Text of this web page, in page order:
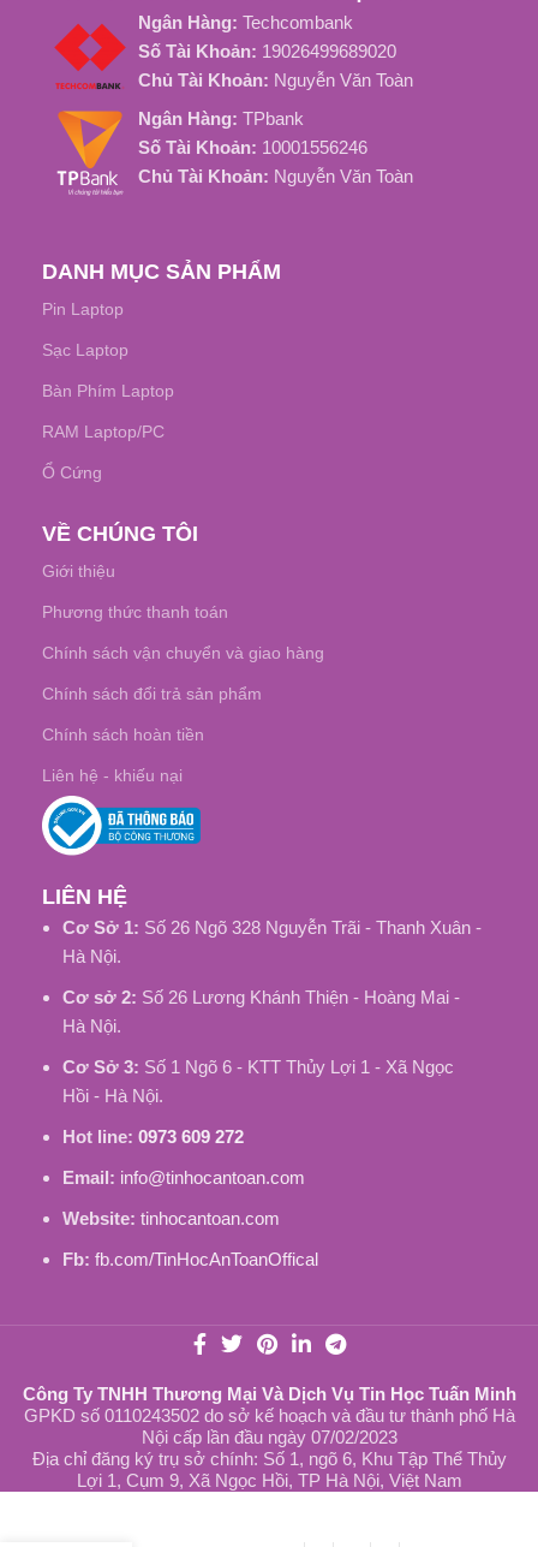
Ngân Hàng: Techcombank
Số Tài Khoản: 19026499689020
Chủ Tài Khoản: Nguyễn Văn Toàn
Ngân Hàng: TPbank
Số Tài Khoản: 10001556246
Chủ Tài Khoản: Nguyễn Văn Toàn
DANH MỤC SẢN PHẨM
Pin Laptop
Sạc Laptop
Bàn Phím Laptop
RAM Laptop/PC
Ổ Cứng
VỀ CHÚNG TÔI
Giới thiệu
Phương thức thanh toán
Chính sách vận chuyển và giao hàng
Chính sách đổi trả sản phẩm
Chính sách hoàn tiền
Liên hệ - khiếu nại
LIÊN HỆ
Cơ Sở 1: Số 26 Ngõ 328 Nguyễn Trãi - Thanh Xuân -
Hà Nội.
Cơ sở 2: Số 26 Lương Khánh Thiện - Hoàng Mai -
Hà Nội.
Cơ Sở 3: Số 1 Ngõ 6 - KTT Thủy Lợi 1 - Xã Ngọc
Hồi - Hà Nội.
Hot line: 0973 609 272
Email: info@tinhocantoan.com
Website: tinhocantoan.com
Fb: fb.com/TinHocAnToanOffical
Công Ty TNHH Thương Mại Và Dịch Vụ Tin Học Tuấn Minh
GPKD số 0110243502 do sở kế hoạch và đầu tư thành phố Hà
Nội cấp lần đầu ngày 07/02/2023
Địa chỉ đăng ký trụ sở chính: Số 1, ngõ 6, Khu Tập Thể Thủy
Lợi 1, Cụm 9, Xã Ngọc Hồi, TP Hà Nội, Việt Nam